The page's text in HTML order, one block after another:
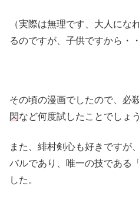
（実際は無理です、大人にな
るのですが、子供ですから・・
その頃の漫画でしたので、必
閃など何度試したことでしょう
また、緋村剣心も好きですが
バルであり、唯一の技である
した。